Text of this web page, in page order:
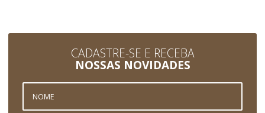
CADASTRE-SE E RECEBA
NOSSAS NOVIDADES